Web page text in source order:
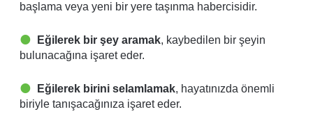
başlama veya yeni bir yere taşınma habercisidir.
Eğilerek bir şey aramak, kaybedilen bir şeyin
bulunacağına işaret eder.
Eğilerek birini selamlamak, hayatınızda önemli
biriyle tanışacağınıza işaret eder.